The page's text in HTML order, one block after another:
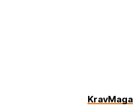
KravMaga